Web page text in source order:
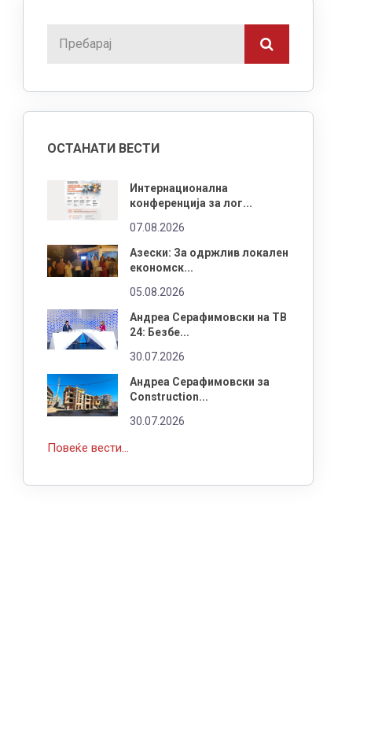
ОСТАНАТИ ВЕСТИ
Интернационална
конференција за лог...
07.08.2026
Азески: За одржлив локален
економск...
05.08.2026
Андреа Серафимовски на ТВ
24: Безбе...
30.07.2026
Андреа Серафимовски за
Construction...
30.07.2026
Повеќе вести...